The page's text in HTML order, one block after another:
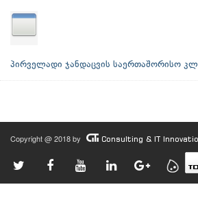
პირველადი ჯანდაცვის საერთაშორისო
Copyright @ 2018 by Consulting & IT